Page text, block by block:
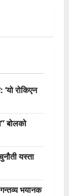
रोकिएन
बोलको
यस्ता
भयानक